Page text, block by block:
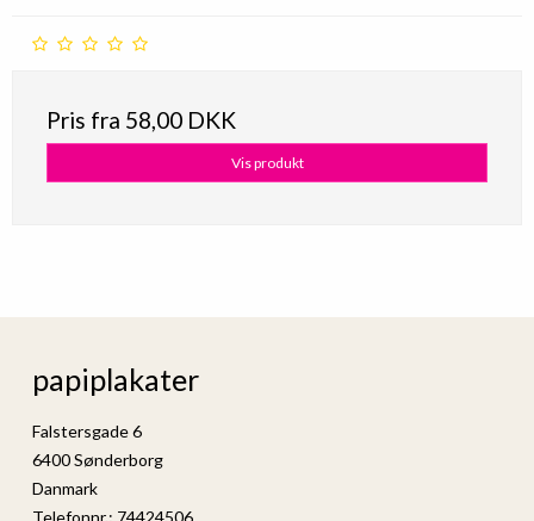
Pris fra 58,00 DKK
Vis produkt
papiplakater
Falstersgade 6
6400 Sønderborg
Danmark
Telefonnr.: 74424506